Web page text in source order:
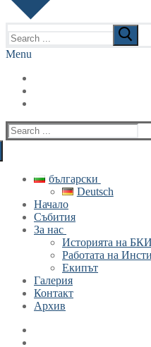
for:
Menu
Search
for:
български
Deutsch
Начало
Събития
За нас
Историята на БКИ
Работата на
Екипът
Галерия
Контакт
Архив